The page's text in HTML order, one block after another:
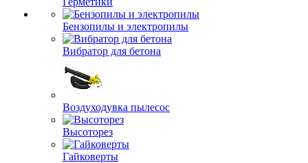
Бензопилы и электропилы
Вибратор для бетона
Воздуходувка пылесос
Высоторез
Гайковерты